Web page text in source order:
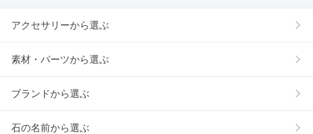
アクセサリーから選ぶ
素材・パーツから選ぶ
ブランドから選ぶ
石の名前から選ぶ